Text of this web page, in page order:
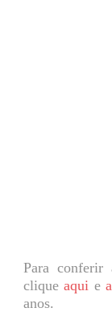
Para conferir
cliqueaqui e
anos.